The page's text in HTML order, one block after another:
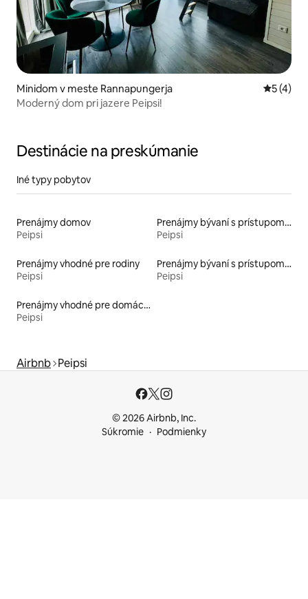
Minidom v meste Rannapungerja
5 (4)
Moderný dom pri jazere Peipsi!
Destinácie na preskúmanie
Iné typy pobytov
Prenájmy domov
Peipsi
Prenájmy bývaní s prístupom na pláž
Peipsi
Prenájmy vhodné pre rodiny
Peipsi
Prenájmy bývaní s prístupom k jazeru
Peipsi
Prenájmy vhodné pre domáce zvieratá
Peipsi
Airbnb Peipsi
© 2026 Airbnb, Inc.
Súkromie
Podmienky